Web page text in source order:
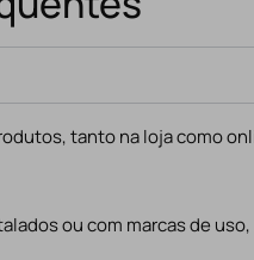
tanto na loja como
ou com marcas de